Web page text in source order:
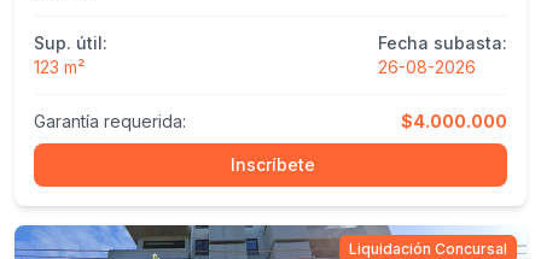
Sup. útil:
123 m²
Fecha subasta:
26-08-2026
Garantía requerida: $4.000.000
Inscríbete
Liquidación Concursal